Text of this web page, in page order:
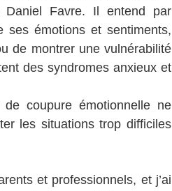
Daniel Favre. Il entend par
ses émotions et sentiments,
de montrer une vulnérabilité
des syndromes anxieux et
coupure émotionnelle ne
les situations trop difficiles
et professionnels, et j’ai